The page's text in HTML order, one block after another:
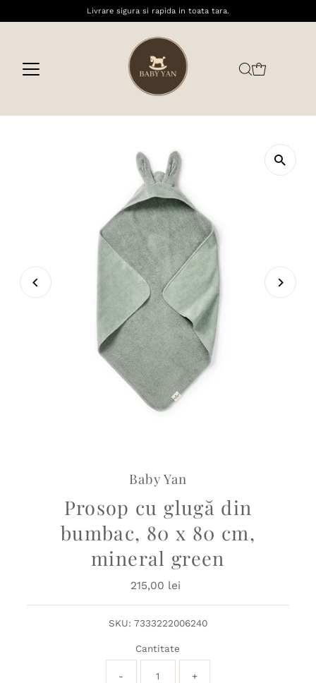
Livrare sigura si rapida in toata tara.
Baby Yan
Prosop cu glugă din
bumbac, 80 x 80 cm,
mineral green
Preț
215,00 lei
SKU: 7333222006240
Cantitate
- +